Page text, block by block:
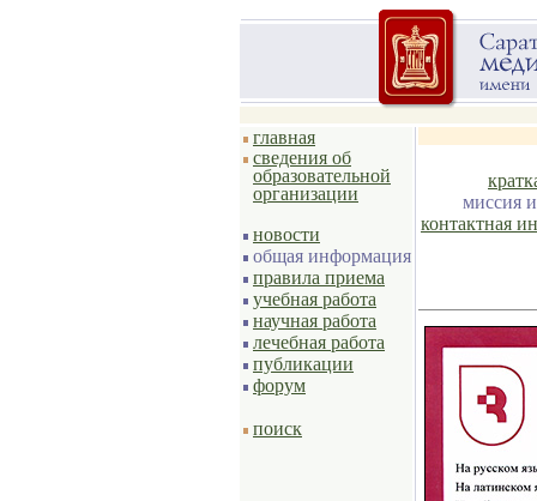
главная
сведения об
образовательной
организации
новости
общая информация
правила приема
учебная работа
научная работа
лечебная работа
публикации
форум
поиск
миссия
контактная